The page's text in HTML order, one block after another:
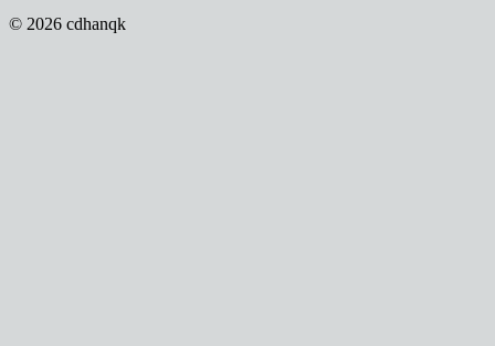
© 2026 cdhanqk